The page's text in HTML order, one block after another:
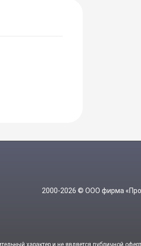
2000-2026 © ООО фирма